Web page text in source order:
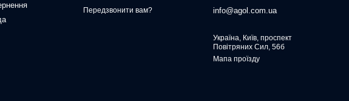
Передзвонити вам?
info@agol.com.ua
Україна, Київ, проспект
Повітряних Сил, 56б
Мапа проїзду